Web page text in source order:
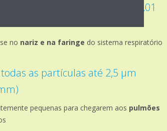
todas as partículas até 10 µm (0,01
no nariz e na faringe do sistema respiratório
todas as partículas até 2,5 µm
pequenas para chegarem aos pulmões